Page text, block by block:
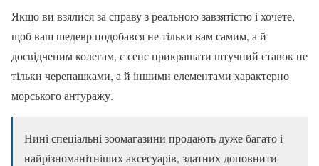
Якщо ви взялися за справу з реальною завзятістю і хочете,
щоб ваш шедевр подобався не тільки вам самим, а й
досвідченим колегам, є сенс прикрашати штучний ставок не
тільки черепашками, а й іншими елементами характерно
морського антуражу.
Нині спеціальні зоомагазини продають дуже багато і
найрізноманітніших аксесуарів, здатних доповнити